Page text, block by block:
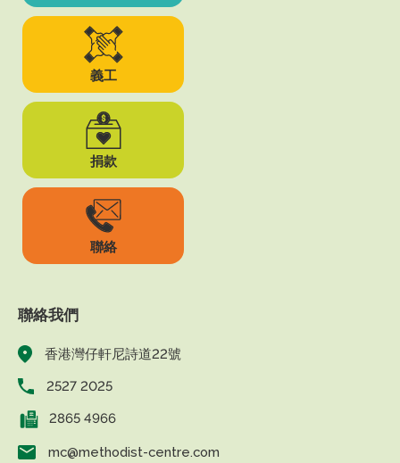
義工
捐款
聯絡
聯絡我們
香港灣仔軒尼詩道22號
2527 2025
2865 4966
mc@methodist-centre.com